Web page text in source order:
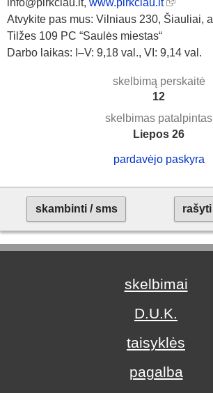
Atvykite pas mus: Vilniaus 230, Šiauliai,
Tilžes 109 PC “Saulės miestas“
Darbo laikas: I–V: 9,18 val., VI: 9,14 val.
skelbimą perskaitė
12
skelbimas patalpintas
Liepos 26
pardavėjo paskyra
skambinti / sms
skelbimai
D.U.K.
taisyklės
pagalba